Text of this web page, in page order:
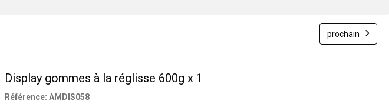
prochain
Display gommes à la réglisse 600g x 1
Référence: AMDIS058